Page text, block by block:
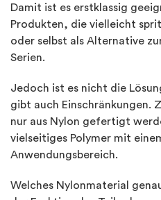
Damit ist es erstklassig
Produkten, die vielleicht
oder selbst als Alternative
Serien.
Jedoch ist es nicht die
gibt auch Einschränkungen.
nur aus Nylon gefertigt
vielseitiges Polymer mit
Anwendungsbereich.
Welches Nylonmaterial